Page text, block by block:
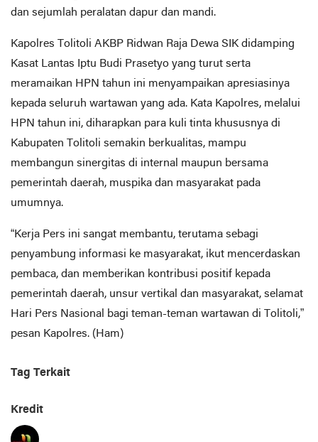
dan sejumlah peralatan dapur dan mandi.
Kapolres Tolitoli AKBP Ridwan Raja Dewa SIK didamping
Kasat Lantas Iptu Budi Prasetyo yang turut serta
meramaikan HPN tahun ini menyampaikan apresiasinya
kepada seluruh wartawan yang ada. Kata Kapolres, melalui
HPN tahun ini, diharapkan para kuli tinta khususnya di
Kabupaten Tolitoli semakin berkualitas, mampu
membangun sinergitas di internal maupun bersama
pemerintah daerah, muspika dan masyarakat pada
umumnya.
“Kerja Pers ini sangat membantu, terutama sebagi
penyambung informasi ke masyarakat, ikut mencerdaskan
pembaca, dan memberikan kontribusi positif kepada
pemerintah daerah, unsur vertikal dan masyarakat, selamat
Hari Pers Nasional bagi teman-teman wartawan di Tolitoli,”
pesan Kapolres. (Ham)
Tag Terkait
Kredit